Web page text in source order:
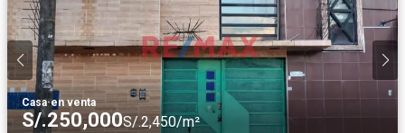
Casa·en venta
S/.250,000S/.2,450/m²